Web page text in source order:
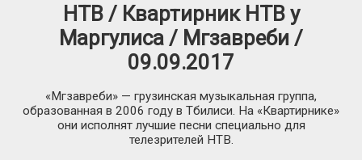
НТВ / Квартирник НТВ у
Маргулиса / Мгзавреби /
09.09.2017
«Мгзавреби» — грузинская музыкальная группа,
образованная в 2006 году в Тбилиси. На «Квартирнике»
они исполнят лучшие песни специально для
телезрителей НТВ.